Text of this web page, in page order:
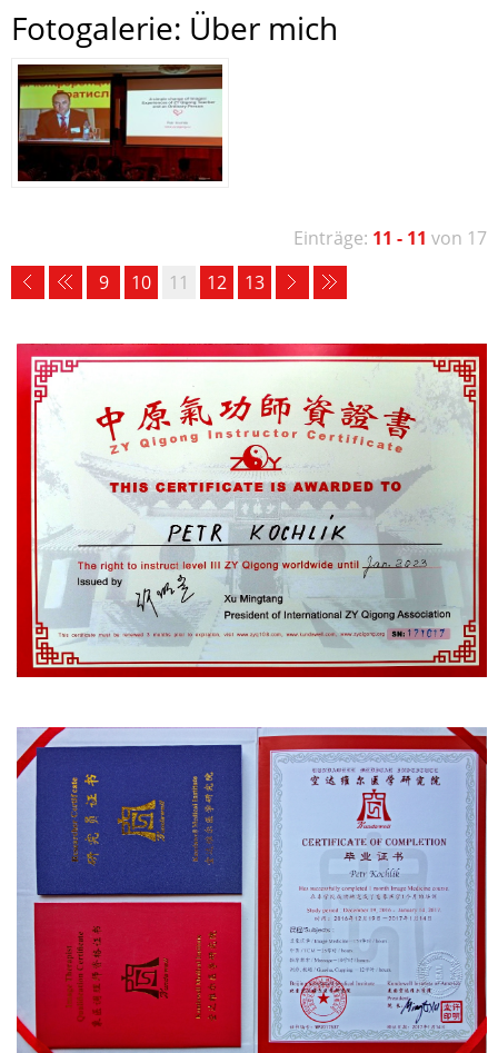
Fotogalerie: Über mich
Einträge: 11 - 11 von 17
9
10 11 12 13